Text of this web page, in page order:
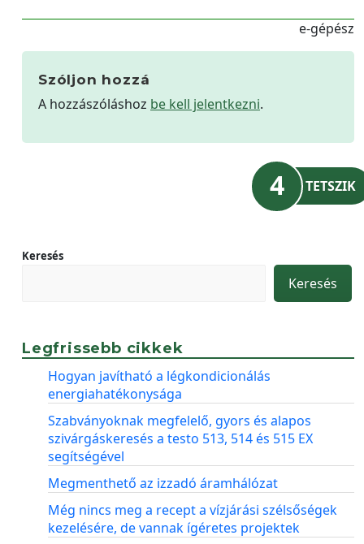
e-gépész
Szóljon hozzá
A hozzászóláshoz be kell jelentkezni.
4 TETSZIK
Keresés
Keresés
Legfrissebb cikkek
Hogyan javítható a légkondicionálás
energiahatékonysága
Szabványoknak megfelelő, gyors és alapos
szivárgáskeresés a testo 513, 514 és 515 EX
segítségével
Megmenthető az izzadó áramhálózat
Még nincs meg a recept a vízjárási szélsőségek
kezelésére, de vannak ígéretes projektek